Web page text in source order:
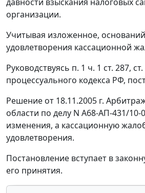
давности взыскания налоговых
организации.
Учитывая изложенное,
удовлетворения кассационной
Руководствуясь п. 1 ч. 1 ст. 287,
процессуального кодекса РФ,
Решение от 18.11.2005 г.
области по делу N А68-АП-431/10-
изменения, а кассационную
удовлетворения.
Постановление вступает в
его принятия.